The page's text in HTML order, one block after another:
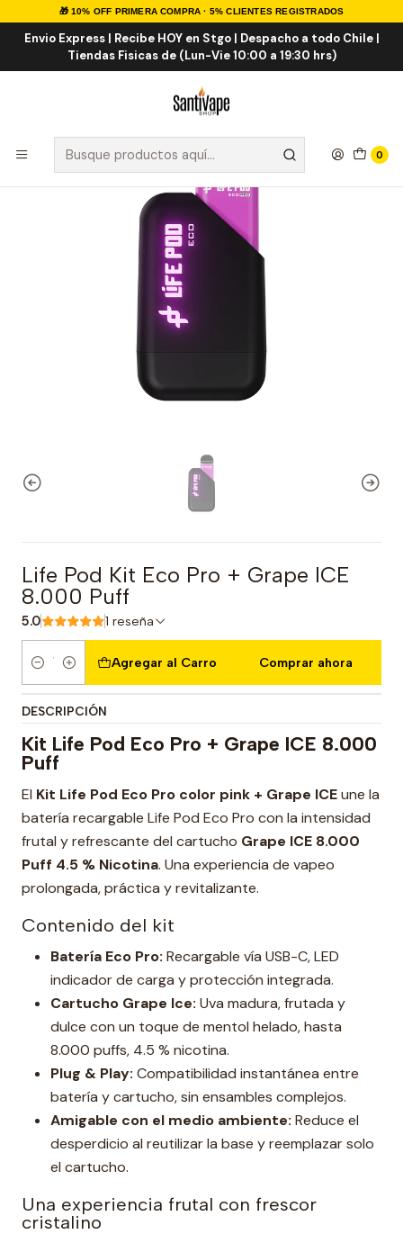
🎁 10% OFF PRIMERA COMPRA · 5% CLIENTES REGISTRADOS
Envio Express | Recibe HOY en Stgo | Despacho a todo Chile |
Tiendas Fisicas de (Lun-Vie 10:00 a 19:30 hrs)
0
Inicio LIFE POD LIFE POD ECO PRO KIT
Life Pod Kit Eco Pro + Grape ICE 8.000 Puff
Life Pod Kit Eco Pro + Grape ICE
8.000 Puff
5.0 1 reseña
Cantidad
Agregar al Carro Comprar ahora
DESCRIPCIÓN
Kit Life Pod Eco Pro + Grape ICE 8.000
Puff
El Kit Life Pod Eco Pro color pink + Grape ICEune la
batería recargable Life Pod Eco Pro con la intensidad
frutal y refrescante del cartucho Grape ICE 8.000
Puff 4.5 % Nicotina. Una experiencia de vapeo
prolongada, práctica y revitalizante.
Contenido del kit
Batería Eco Pro: Recargable vía USB-C, LED
indicador de carga y protección integrada.
Cartucho Grape Ice: Uva madura, frutada y
dulce con un toque de mentol helado, hasta
8.000 puffs, 4.5 % nicotina.
Plug & Play: Compatibilidad instantánea entre
batería y cartucho, sin ensambles complejos.
Amigable con el medio ambiente: Reduce el
desperdicio al reutilizar la base y reemplazar solo
el cartucho.
Una experiencia frutal con frescor
cristalino